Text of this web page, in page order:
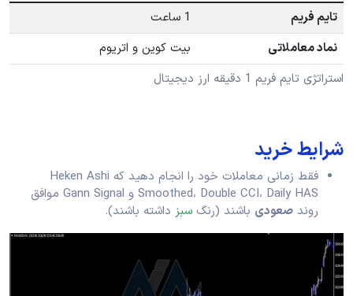
استراتژی تایم فریم 1 دقیقه ارز دیجیتال
تایم فریم
1 ساعت
نماد معاملاتی
بیت کوین و اتریوم
شرایط خرید
فقط زمانی معاملات خود را انجام دهید که Heken Ashi
Smoothed، Double CCI، Daily HAS و Gann Signal موافق
روند صعودی باشند (رنگ سبز داشته باشند).